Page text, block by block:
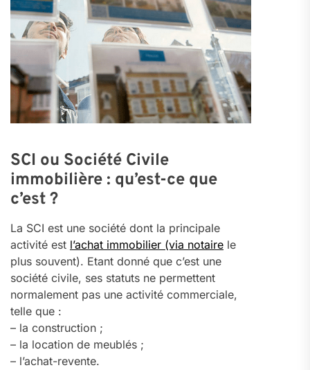
SCI ou Société Civile
immobilière : qu’est-ce que
c’est ?
La SCI est une société dont la principale
activité est l’achat immobilier (via notaire le
plus souvent). Etant donné que c’est une
société civile, ses statuts ne permettent
normalement pas une activité commerciale,
telle que :
– la construction ;
– la location de meublés ;
– l’achat-revente.